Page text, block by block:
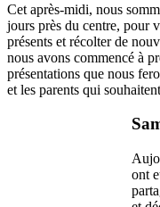
Cet après-midi, nous
jours près du centre, pour
présents et récolter de
nous avons commencé à
présentations que nous
et les parents qui
ont